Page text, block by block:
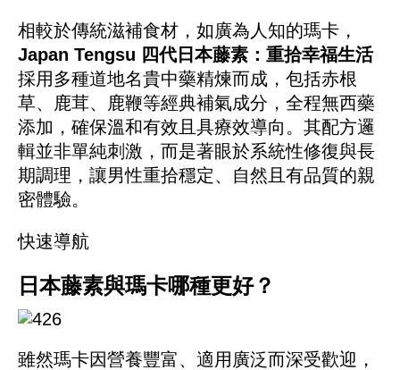
相較於傳統滋補食材，如廣為人知的瑪卡，
Japan Tengsu 四代日本藤素：重拾幸福生活
採用多種道地名貴中藥精煉而成，包括赤根
草、鹿茸、鹿鞭等經典補氣成分，全程無西藥
添加，確保溫和有效且具療效導向。其配方邏
輯並非單純刺激，而是著眼於系統性修復與長
期調理，讓男性重拾穩定、自然且有品質的親
密體驗。
快速導航
日本藤素與瑪卡哪種更好？
雖然瑪卡因營養豐富、適用廣泛而深受歡迎，